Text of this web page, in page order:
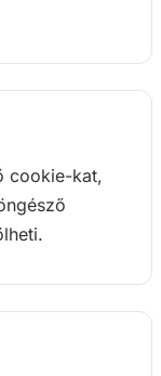
cookie-kat,